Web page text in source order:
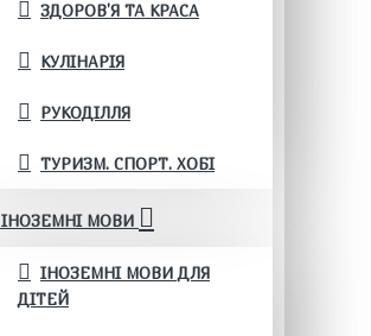
ЗДОРОВ'Я ТА КРАСА
КУЛІНАРІЯ
РУКОДІЛЛЯ
ТУРИЗМ. СПОРТ. ХОБІ
ІНОЗЕМНІ МОВИ
ІНОЗЕМНІ МОВИ ДЛЯ
ДІТЕЙ